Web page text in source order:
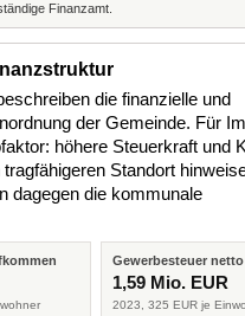
Finanzamt.
die finanzielle und
der Gemeinde. Für
höhere Steuerkraft und
Standort
dagegen die kommunale
Gewerbesteuer netto
1,59 Mio. EUR
2023, 325 EUR je